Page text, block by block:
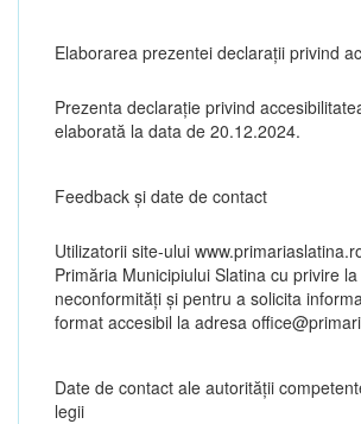
Elaborarea prezentei declarații privind
Prezenta declarație privind
elaborată la data de 20.12.2024.
Feedback și date de contact
Utilizatorii site-ului
Primăria Municipiului Slatina cu privire
neconformități și pentru a solicita
format accesibil la adresa
Date de contact ale autorităţii
legii